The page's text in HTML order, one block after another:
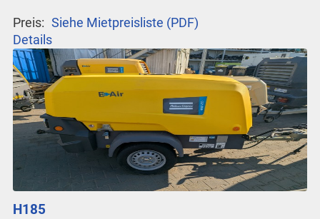
Preis: Siehe Mietpreisliste (PDF)
Details
H185